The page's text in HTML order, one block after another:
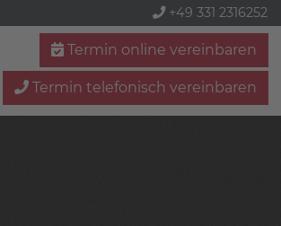
+49 331 2316252
Termin online vereinbaren
Termin telefonisch vereinbaren